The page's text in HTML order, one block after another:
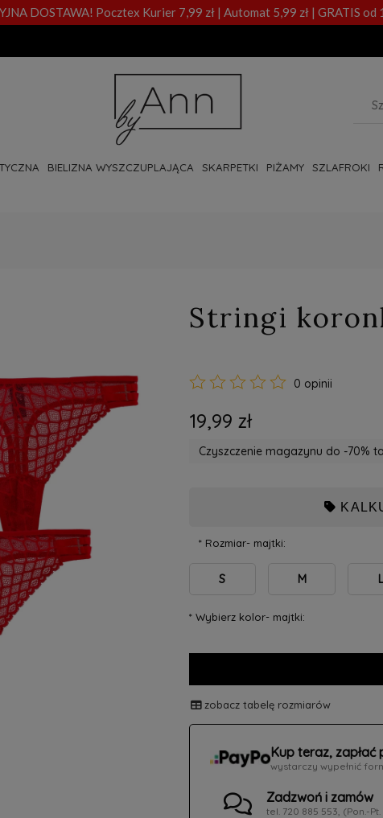
DOSTAWA! Pocztex Kurier 7,99 zł | Automat 5,99 zł | GRATIS od
BIELIZNA WYSZCZUPLAJĄCA SKARPETKI PIŻAMY SZLAFROKI
Stringi
0 opinii
19,99 zł
Czyszczenie magazynu do -70%
*Rozmiar- majtki:
S M L
*Wybierz kolor- majtki:
zobacz tabelę rozmiarów
Kup teraz, zapłać
wystarczy wypełnić
Zadzwoń i zamów
tel. 720 885 553, (Pon.-